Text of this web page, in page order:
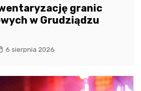
granic
w Grudziądzu
6 sierpnia 2026